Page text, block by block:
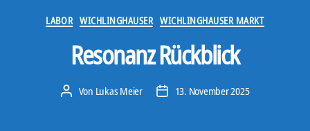
Kategorien
LABOR WICHLINGHAUSER WICHLINGHAUSER MARKT
Resonanz Rückblick
Beitragsautor
Von Lukas Meier Veröffentlichungsdatum
13. November 2025